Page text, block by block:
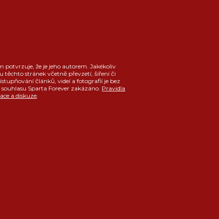
potvrzuje, že je jeho autorem. Jakékoliv
těchto stránek včetně převzetí, šíření či
článků, videí a fotografií je bez
Sparta Forever zakázáno. Pravidla
a diskuze.